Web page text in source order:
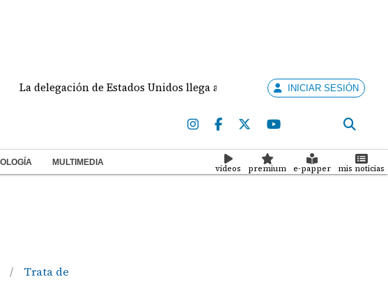
delegación de Estados Unidos llega a Cali para la investidura de De la
INICIAR SESIÓN
MULTIMEDIA
videos premium e-papper mis noticias
/
Trata de